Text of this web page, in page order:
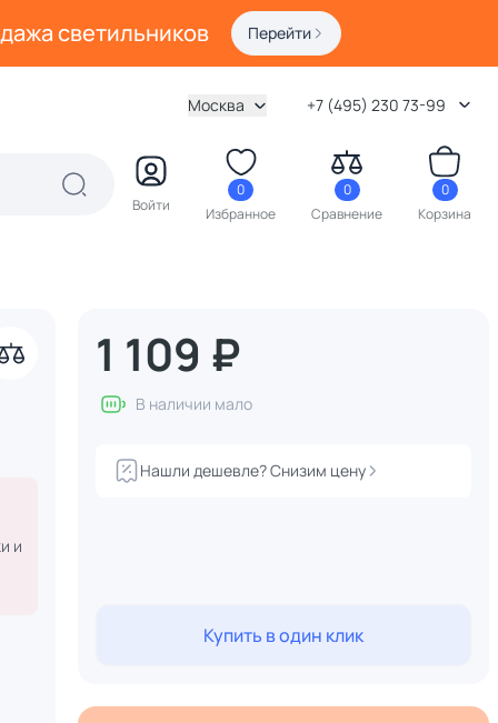
светильников Перейти
Москва +7 (495) 230 73-99
Войти
0
Избранное
0
Сравнение
0
Корзина
и
1 109 ₽
В наличии мало
Нашли дешевле? Снизим цену
Купить в один клик